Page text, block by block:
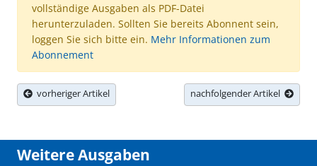
vollständige Ausgaben als PDF-Datei
herunterzuladen. Sollten Sie bereits Abonnent sein,
loggen Sie sich bitte ein. Mehr Informationen zum
Abonnement
vorheriger Artikel nachfolgender Artikel
Weitere Ausgaben